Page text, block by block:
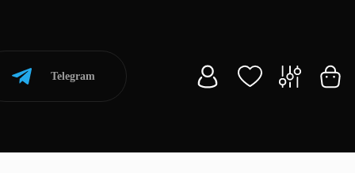
Telegram